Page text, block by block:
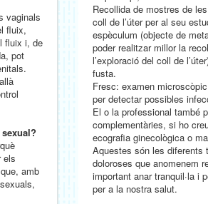
vaginals
fluix,
fluix i, de
pot
els
amb
Recollida de mostres de
coll de l’úter per al seu
espèculum (objecte de
poder realitzar millor la
l’exploració del coll de
fusta.
Fresc: examen
per detectar possibles
El o la professional també
complementàries, si ho
ecografia ginecològica o
Aquestes són les diferents
doloroses que anomenem
important anar tranquil·la i
per a la nostra salut.